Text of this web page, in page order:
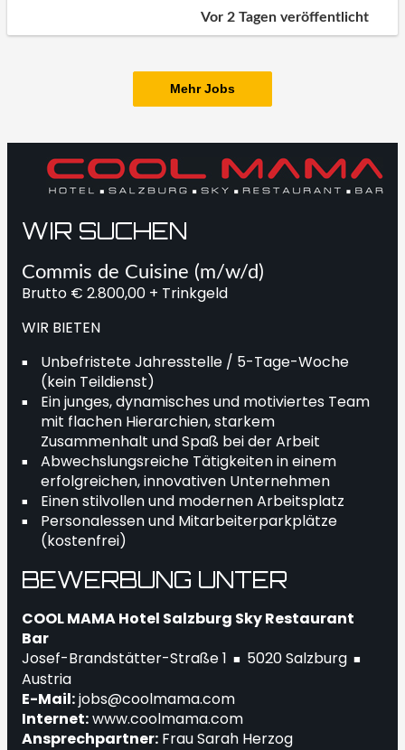
Vor 2 Tagen veröffentlicht
Mehr Jobs
WIR SUCHEN
Commis de Cuisine (m/w/d)
Brutto € 2.800,00 + Trinkgeld
WIR BIETEN
Unbefristete Jahresstelle / 5-Tage-Woche
(kein Teildienst)
Ein junges, dynamisches und motiviertes Team
mit flachen Hierarchien, starkem
Zusammenhalt und Spaß bei der Arbeit
Abwechslungsreiche Tätigkeiten in einem
erfolgreichen, innovativen Unternehmen
Einen stilvollen und modernen Arbeitsplatz
Personalessen und Mitarbeiterparkplätze
(kostenfrei)
BEWERBUNG UNTER
COOL MAMA Hotel Salzburg Sky Restaurant
Bar
Josef-Brandstätter-Straße 1 ■ 5020 Salzburg ■
Austria
E-Mail:jobs@coolmama.com
Internet:www.coolmama.com
Ansprechpartner: Frau Sarah Herzog